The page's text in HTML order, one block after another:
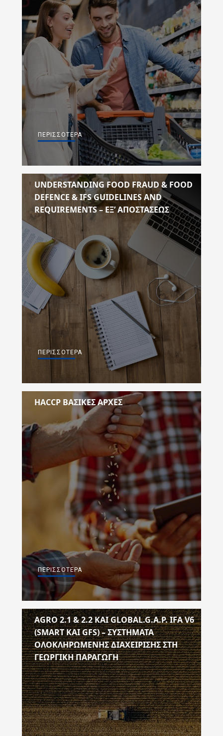
ΠΕΡΙΣΣΌΤΕΡΑ
UNDERSTANDING FOOD FRAUD & FOOD
DEFENCE & IFS GUIDELINES AND
REQUIREMENTS – ΕΞ’ ΑΠΟΣΤΆΣΕΩΣ
ΠΕΡΙΣΣΌΤΕΡΑ
HACCP ΒΑΣΙΚΕΣ ΑΡΧΕΣ
ΠΕΡΙΣΣΌΤΕΡΑ
ΑGRO 2.1 & 2.2 ΚΑΙ GLOBAL.G.A.P. IFA V6
(SMART ΚΑΙ GFS) – ΣΥΣΤΗΜΑΤΑ
ΟΛΟΚΛΗΡΩΜΕΝΗΣ ΔΙΑΧΕΙΡΙΣΗΣ ΣΤΗ
ΓΕΩΡΓΙΚΗ ΠΑΡΑΓΩΓΗ